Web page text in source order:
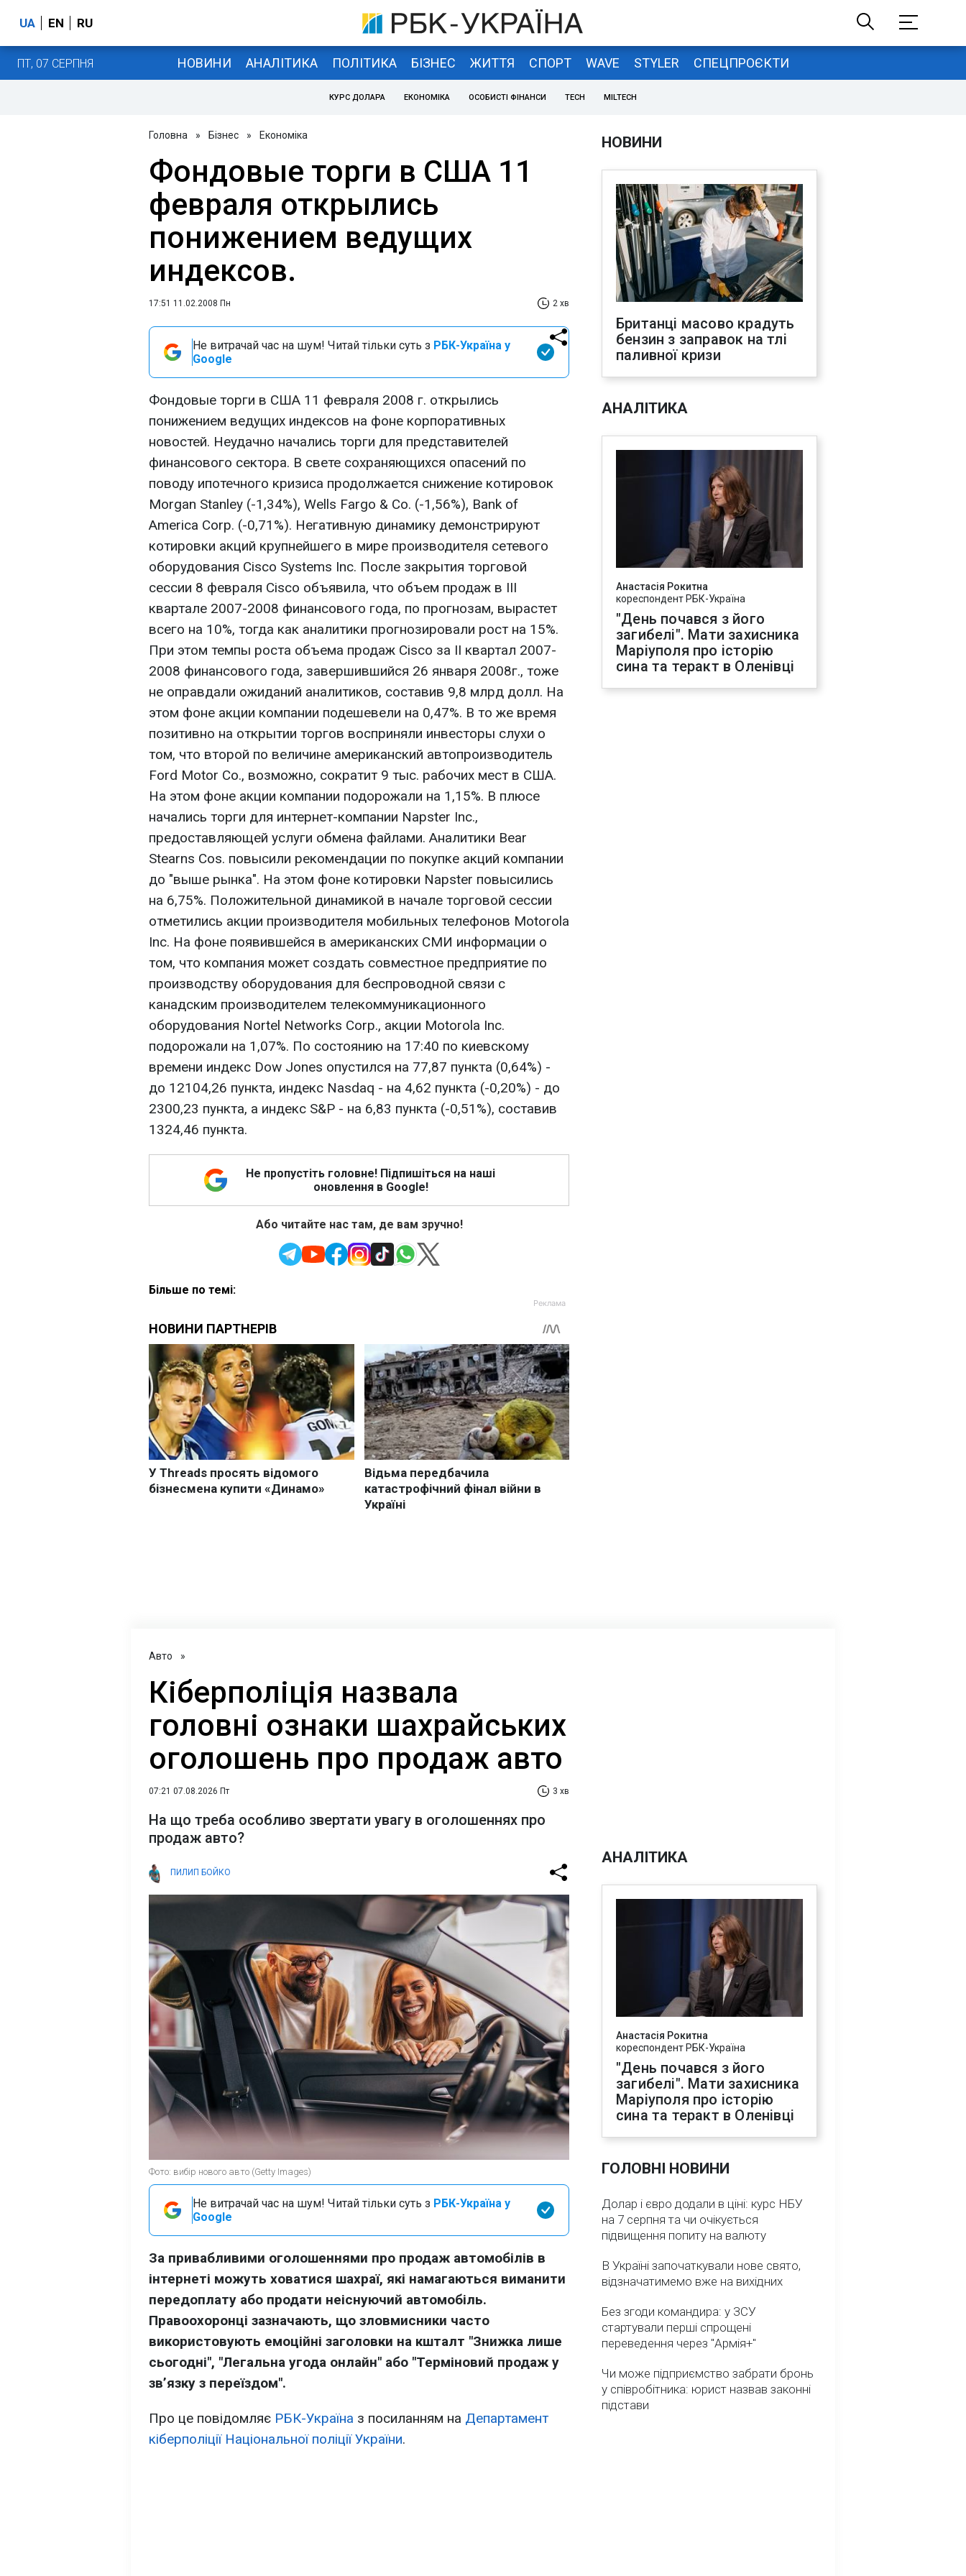
UA EN RU
ПТ, 07 СЕРПНЯ НОВИНИ АНАЛІТИКА ПОЛІТИКА БІЗНЕС ЖИТТЯ СПОРТ WAVE STYLER СПЕЦПРОЄКТИ
КУРС ДОЛАРА ЕКОНОМІКА ОСОБИСТІ ФІНАНСИ TECH MILTECH
Головна » Бізнес » Економіка
Фондовые торги в США 11
февраля открылись
понижением ведущих
индексов.
17:51 11.02.2008 Пн 2 хв
Не витрачай час на шум! Читай тільки суть з РБК-Україна у
Google
Фондовые торги в США 11 февраля 2008 г. открылись
понижением ведущих индексов на фоне корпоративных
новостей. Неудачно начались торги для представителей
финансового сектора. В свете сохраняющихся опасений по
поводу ипотечного кризиса продолжается снижение котировок
Morgan Stanley (-1,34%), Wells Fargo & Co. (-1,56%), Bank of
America Corp. (-0,71%). Негативную динамику демонстрируют
котировки акций крупнейшего в мире производителя сетевого
оборудования Cisco Systems Inc. После закрытия торговой
сессии 8 февраля Cisco объявила, что объем продаж в III
квартале 2007-2008 финансового года, по прогнозам, вырастет
всего на 10%, тогда как аналитики прогнозировали рост на 15%.
При этом темпы роста объема продаж Cisco за II квартал 2007-
2008 финансового года, завершившийся 26 января 2008г., тоже
не оправдали ожиданий аналитиков, составив 9,8 млрд долл. На
этом фоне акции компании подешевели на 0,47%. В то же время
позитивно на открытии торгов восприняли инвесторы слухи о
том, что второй по величине американский автопроизводитель
Ford Motor Co., возможно, сократит 9 тыс. рабочих мест в США.
На этом фоне акции компании подорожали на 1,15%. В плюсе
начались торги для интернет-компании Napster Inc.,
предоставляющей услуги обмена файлами. Аналитики Bear
Stearns Cos. повысили рекомендации по покупке акций компании
до "выше рынка". На этом фоне котировки Napster повысились
на 6,75%. Положительной динамикой в начале торговой сессии
отметились акции производителя мобильных телефонов Motorola
Inc. На фоне появившейся в американских СМИ информации о
том, что компания может создать совместное предприятие по
производству оборудования для беспроводной связи с
канадским производителем телекоммуникационного
оборудования Nortel Networks Corp., акции Motorola Inc.
подорожали на 1,07%. По состоянию на 17:40 по киевскому
времени индекс Dow Jones опустился на 77,87 пункта (0,64%) -
до 12104,26 пункта, индекс Nasdaq - на 4,62 пункта (-0,20%) - до
2300,23 пункта, а индекс S&P - на 6,83 пункта (-0,51%), составив
1324,46 пункта.
Не пропустіть головне! Підпишіться на наші
оновлення в Google!
Або читайте нас там, де вам зручно!
Більше по темі:
НОВИНИ
Британці масово крадуть
бензин з заправок на тлі
паливної кризи
АНАЛІТИКА
Анастасія Рокитна
кореспондент РБК-Україна
"День почався з його
загибелі". Мати захисника
Маріуполя про історію
сина та теракт в Оленівці
Авто »
Кіберполіція назвала
головні ознаки шахрайських
оголошень про продаж авто
07:21 07.08.2026 Пт 3 хв
На що треба особливо звертати увагу в оголошеннях про
продаж авто?
ПИЛИП БОЙКО
Фото: вибір нового авто (Getty Images)
Не витрачай час на шум! Читай тільки суть з РБК-Україна у
Google
За привабливими оголошеннями про продаж автомобілів в
інтернеті можуть ховатися шахраї, які намагаються виманити
передоплату або продати неіснуючий автомобіль.
Правоохоронці зазначають, що зловмисники часто
використовують емоційні заголовки на кшталт "Знижка лише
сьогодні", "Легальна угода онлайн" або "Терміновий продаж у
зв’язку з переїздом".
Про це повідомляє РБК-Україна з посиланням на Департамент
кіберполіції Національної поліції України.
АНАЛІТИКА
Анастасія Рокитна
кореспондент РБК-Україна
"День почався з його
загибелі". Мати захисника
Маріуполя про історію
сина та теракт в Оленівці
ГОЛОВНІ НОВИНИ
Долар і євро додали в ціні: курс НБУ
на 7 серпня та чи очікується
підвищення попиту на валюту
В Україні започаткували нове свято,
відзначатимемо вже на вихідних
Без згоди командира: у ЗСУ
стартували перші спрощені
переведення через "Армія+"
Чи може підприємство забрати бронь
у співробітника: юрист назвав законні
підстави